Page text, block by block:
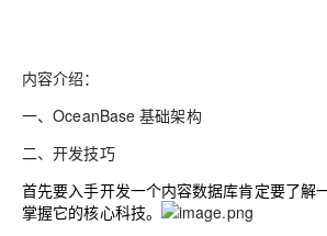
内容介绍：
一、OceanBase 基础架构
二、开发技巧
首先要入手开发一个内容数据库肯定要了解
掌握它的核心科技。